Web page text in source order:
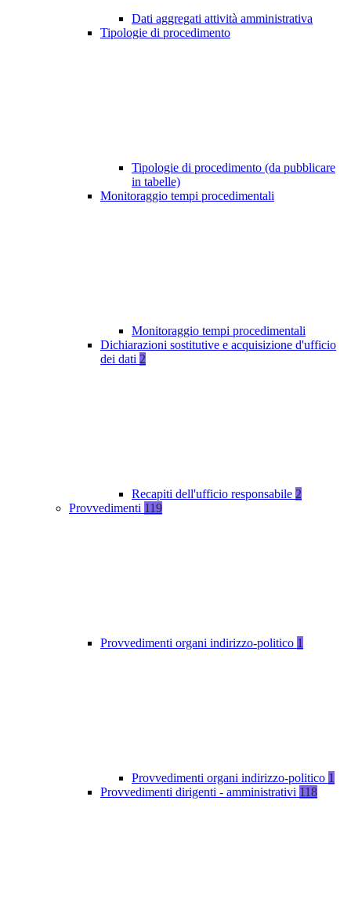
Dati aggregati attività amministrativa
Tipologie di procedimento
Tipologie di procedimento (da pubblicare
in tabelle)
Monitoraggio tempi procedimentali
Monitoraggio tempi procedimentali
Dichiarazioni sostitutive e acquisizione d'ufficio
dei dati 2
Recapiti dell'ufficio responsabile 2
Provvedimenti 119
Provvedimenti organi indirizzo-politico 1
Provvedimenti organi indirizzo-politico 1
Provvedimenti dirigenti - amministrativi 118